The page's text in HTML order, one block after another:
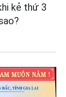
kẻ thứ 3